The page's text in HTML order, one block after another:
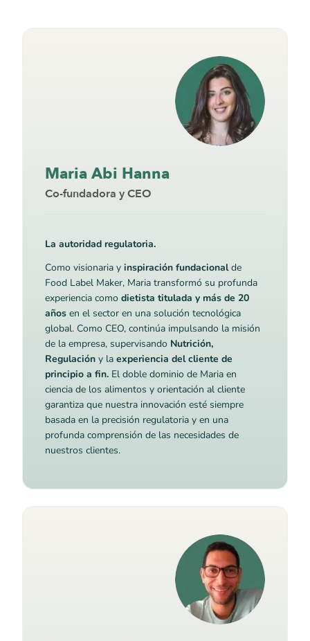
Maria Abi Hanna
Co-fundadora y CEO
La autoridad regulatoria.
Como visionaria y inspiración fundacionalde
Food Label Maker, Maria transformó su profunda
experiencia como dietista titulada y más de 20
años en el sector en una solución tecnológica
global. Como CEO, continúa impulsando la misión
de la empresa, supervisando Nutrición,
Regulación y la experiencia del cliente de
principio a fin. El doble dominio de Maria en
ciencia de los alimentos y orientación al cliente
garantiza que nuestra innovación esté siempre
basada en la precisión regulatoria y en una
profunda comprensión de las necesidades de
nuestros clientes.